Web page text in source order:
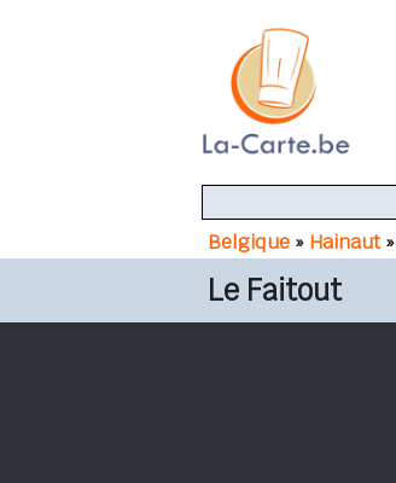
Belgique » Hainaut»
Le Faitout